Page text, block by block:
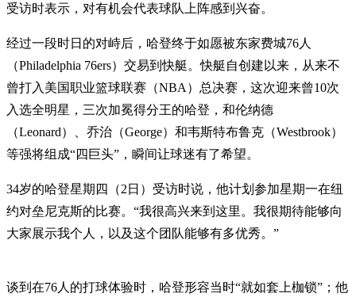
受访时表示，对有机会代表球队上阵感到兴奋。
经过一段时日的对峙后，哈登终于如愿被东家费城76人
（Philadelphia 76ers）交易到快艇。快艇自创建以来，从来不
曾打入美国职业篮球联赛（NBA）总决赛，这次迎来曾10次
入选全明星，三次加冕得分王的哈登，和伦纳德
（Leonard）、乔治（George）和韦斯特布鲁克（Westbrook）
等强将组成“四巨头”，瞬间让球迷有了希望。
34岁的哈登星期四（2日）受访时说，他计划参加星期一在纽
约对垒尼克斯的比赛。“我很高兴来到这里。我很期待能够向
大家展示我个人，以及这个团队能够有多优秀。”
谈到在76人的打球体验时，哈登形容当时“就如套上枷锁”；他